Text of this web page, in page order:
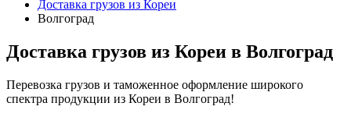
Доставка грузов из Кореи
Волгоград
Доставка грузов из Кореи в Волгоград
Перевозка грузов и таможенное оформление широкого
спектра продукции из Кореи в Волгоград!